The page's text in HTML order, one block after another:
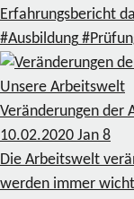
Erfahrungsbericht
#Ausbildung
Unsere Arbeitswelt
Veränderungen der
10.02.2020 Jan 8
Die Arbeitswelt
werden immer